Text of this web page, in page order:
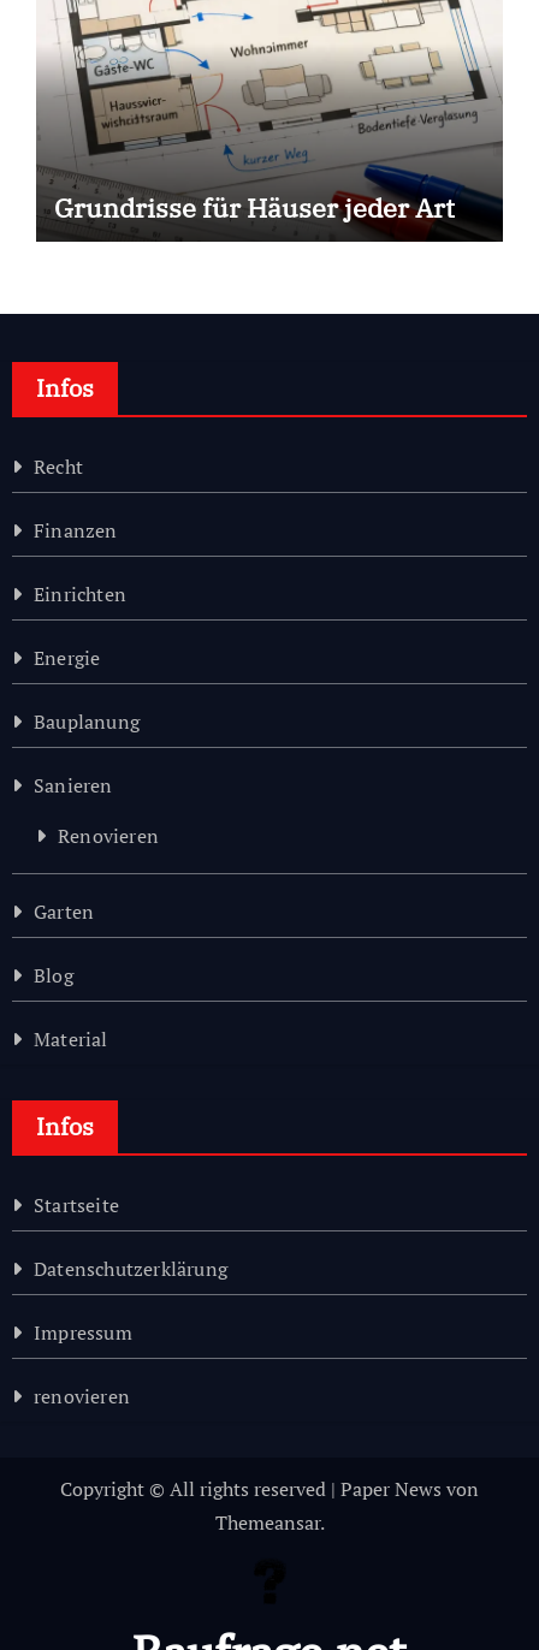
Grundrisse für Häuser jeder Art
Infos
Recht
Finanzen
Einrichten
Energie
Bauplanung
Sanieren
Renovieren
Garten
Blog
Material
Infos
Startseite
Datenschutzerklärung
Impressum
renovieren
Copyright © All rights reserved | Paper News von
Themeansar.